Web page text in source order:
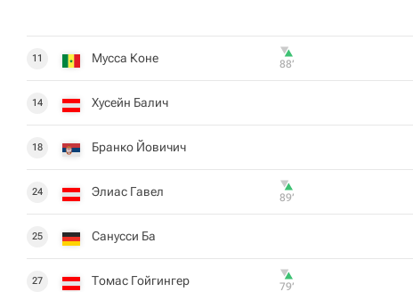
11 Мусса Коне 88‎’‎
14 Хусейн Балич
18 Бранко Йовичич
24 Элиас Гавел 89‎’‎
25 Санусси Ба
27 Томас Гойгингер 79‎’‎